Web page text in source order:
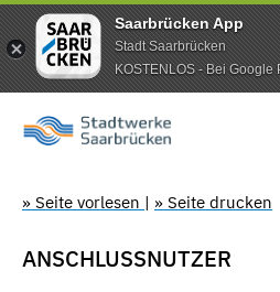
Saarbrücken App
Stadt Saarbrücken
KOSTENLOS - Bei Google
» Seite vorlesen | » Seite drucken
ANSCHLUSSNUTZER